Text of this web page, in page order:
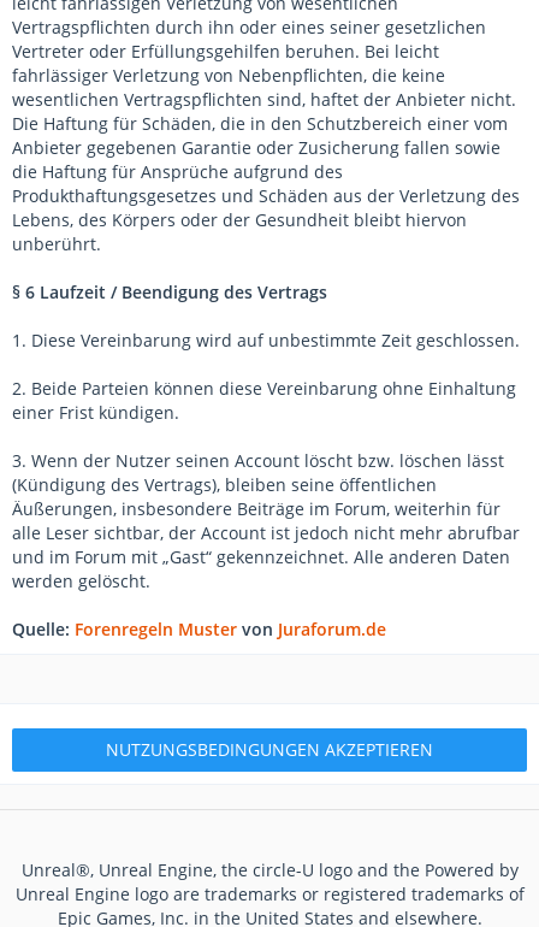
Vertragspflichten durch ihn oder eines seiner gesetzlichen
Vertreter oder Erfüllungsgehilfen beruhen. Bei leicht
fahrlässiger Verletzung von Nebenpflichten, die keine
wesentlichen Vertragspflichten sind, haftet der Anbieter nicht.
Die Haftung für Schäden, die in den Schutzbereich einer vom
Anbieter gegebenen Garantie oder Zusicherung fallen sowie
die Haftung für Ansprüche aufgrund des
Produkthaftungsgesetzes und Schäden aus der Verletzung des
Lebens, des Körpers oder der Gesundheit bleibt hiervon
unberührt.
§ 6 Laufzeit / Beendigung des Vertrags
1. Diese Vereinbarung wird auf unbestimmte Zeit geschlossen.
2. Beide Parteien können diese Vereinbarung ohne Einhaltung
einer Frist kündigen.
3. Wenn der Nutzer seinen Account löscht bzw. löschen lässt
(Kündigung des Vertrags), bleiben seine öffentlichen
Äußerungen, insbesondere Beiträge im Forum, weiterhin für
alle Leser sichtbar, der Account ist jedoch nicht mehr abrufbar
und im Forum mit „Gast“ gekennzeichnet. Alle anderen Daten
werden gelöscht.
Quelle: Forenregeln Muster von Juraforum.de
Unreal®, Unreal Engine, the circle-U logo and the Powered by
Unreal Engine logo are trademarks or registered trademarks of
Epic Games, Inc. in the United States and elsewhere.